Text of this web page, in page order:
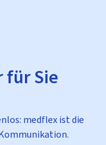
für Sie
medflex ist die